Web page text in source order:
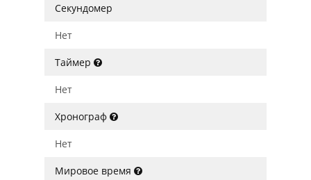
Секундомер
Нет
Таймер
Нет
Хронограф
Нет
Мировое время